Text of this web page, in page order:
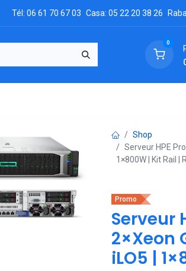
Tél: 06 61 70 67 03 Casa: 05 22 20 38 26
0
Shop
Serveur HPE
1×800W | Kit Rail |
Promo
Serveur
2×Xeon
iLO5 |